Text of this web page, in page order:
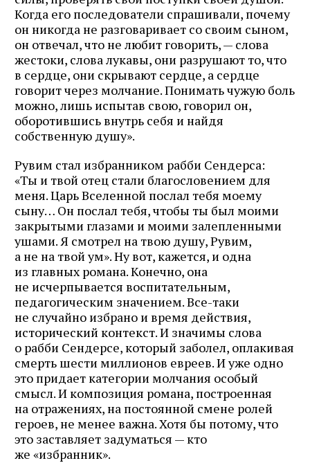
Когда его последователи спрашивали, почему
он никогда не разговаривает со своим сыном,
он отвечал, что не любит говорить, — слова
жестоки, слова лукавы, они разрушают то, что
в сердце, они скрывают сердце, а сердце
говорит через молчание. Понимать чужую боль
можно, лишь испытав свою, говорил он,
оборотившись внутрь себя и найдя
собственную душу».
Рувим стал избранником рабби Сендерса:
«Ты и твой отец стали благословением для
меня. Царь Вселенной послал тебя моему
сыну… Он послал тебя, чтобы ты был моими
закрытыми глазами и моими залепленными
ушами. Я смотрел на твою душу, Рувим,
а не на твой ум». Ну вот, кажется, и одна
из главных романа. Конечно, она
не исчерпывается воспитательным,
педагогическим значением. Все-таки
не случайно избрано и время действия,
исторический контекст. И значимы слова
о рабби Сендерсе, который заболел, оплакивая
смерть шести миллионов евреев. И уже одно
это придает категории молчания особый
смысл. И композиция романа, построенная
на отражениях, на постоянной смене ролей
героев, не менее важна. Хотя бы потому, что
это заставляет задуматься — кто
же «избранник».